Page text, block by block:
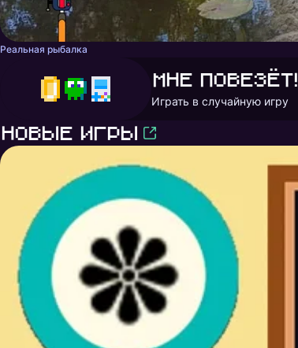
Реальная рыбалка
Мне повезёт!
Играть в случайную игру
Новые игры